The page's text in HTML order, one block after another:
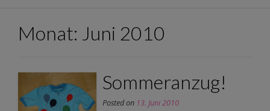
Monat: Juni 2010
Sommeranzug!
Posted on 13. Juni 2010